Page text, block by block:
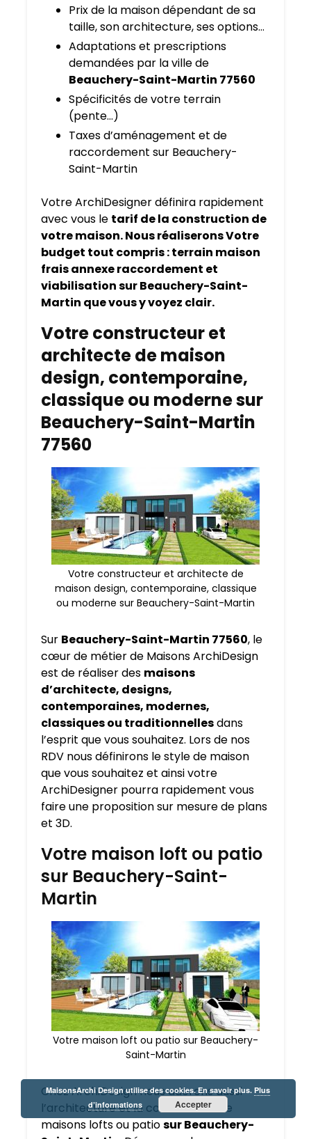
Prix de la maison dépendant de sa
taille, son architecture, ses options…
Adaptations et prescriptions
demandées par la ville de
Beauchery-Saint-Martin 77560
Spécificités de votre terrain
(pente…)
Taxes d’aménagement et de
raccordement sur Beauchery-
Saint-Martin
Votre ArchiDesigner définira rapidement
avec vous le tarif de la construction de
votre maison. Nous réaliserons Votre
budget tout compris : terrain maison
frais annexe raccordement et
viabilisation sur Beauchery-Saint-
Martin que vous y voyez clair.
Votre constructeur et
architecte de maison
design, contemporaine,
classique ou moderne sur
Beauchery-Saint-Martin
77560
Votre constructeur et architecte de
maison design, contemporaine, classique
ou moderne sur Beauchery-Saint-Martin
Sur Beauchery-Saint-Martin 77560, le
cœur de métier de Maisons ArchiDesign
est de réaliser des maisons
d’architecte, designs,
contemporaines, modernes,
classiques ou traditionnellesdans
l’esprit que vous souhaitez. Lors de nos
RDV nous définirons le style de maison
que vous souhaitez et ainsi votre
ArchiDesigner pourra rapidement vous
faire une proposition sur mesure de plans
et 3D.
Votre maison loft ou patio
sur Beauchery-Saint-
Martin
Votre maison loft ou patio sur Beauchery-
Saint-Martin
Chez ArchiDesign nous adorons aussi
l’architecture et la construction de
maisons lofts ou patiosur Beauchery-
MaisonsArchi Design utilise des cookies. En savoir plus.Plus
d’informations
Accepter